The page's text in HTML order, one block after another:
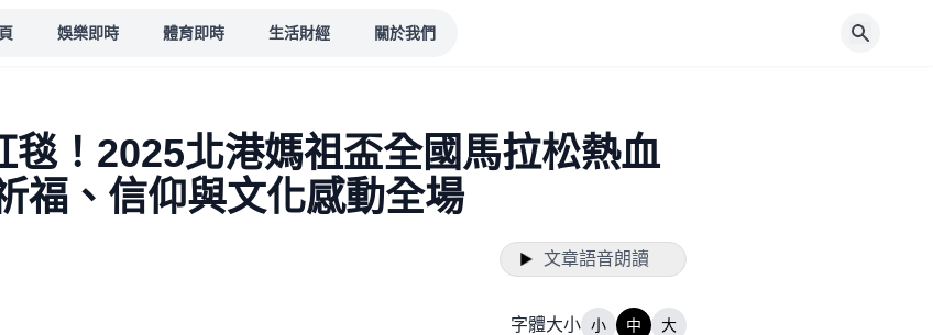
娛樂即時 體育即時 生活財經 關於我們
毯！2025北港媽祖盃全國馬拉松熱血
福、信仰與文化感動全場
文章語音朗讀
字體大小 小 中 大